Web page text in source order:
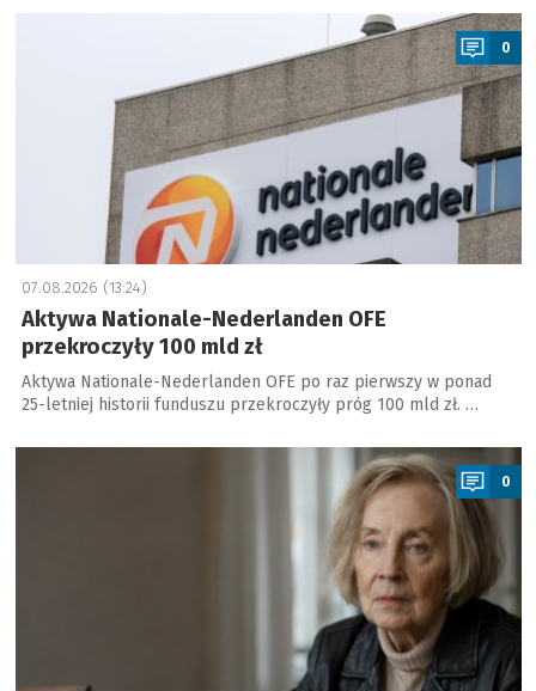
0
07.08.2026 (13:24)
Aktywa Nationale-Nederlanden OFE
przekroczyły 100 mld zł
Aktywa Nationale-Nederlanden OFE po raz pierwszy w ponad
25-letniej historii funduszu przekroczyły próg 100 mld zł. …
a
0